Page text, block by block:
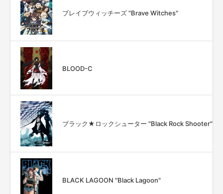
ブレイブウィッチーズ "Brave Witches"
BLOOD-C
ブラック★ロックシューター "Black Rock Shooter"
BLACK LAGOON "Black Lagoon"